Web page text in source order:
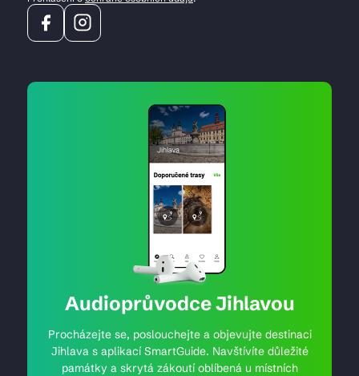
Audioprůvodce Jihlavou
Procházejte se, poslouchejte a objevujte destinaci
Jihlava s aplikací SmartGuide. Navštívíte důležité
památky a skrytá zákoutí oblíbená u místních